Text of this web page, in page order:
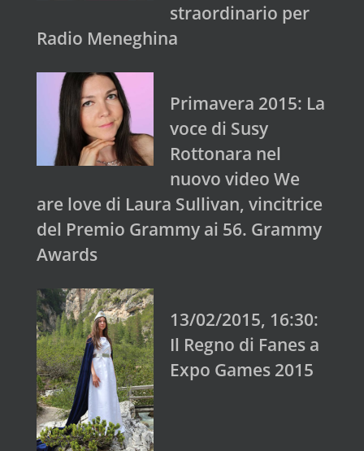
straordinario per
Radio Meneghina
Primavera 2015: La
voce di Susy
Rottonara nel
nuovo video We
are love di Laura Sullivan, vincitrice
del Premio Grammy ai 56. Grammy
Awards
13/02/2015, 16:30:
Il Regno di Fanes a
Expo Games 2015